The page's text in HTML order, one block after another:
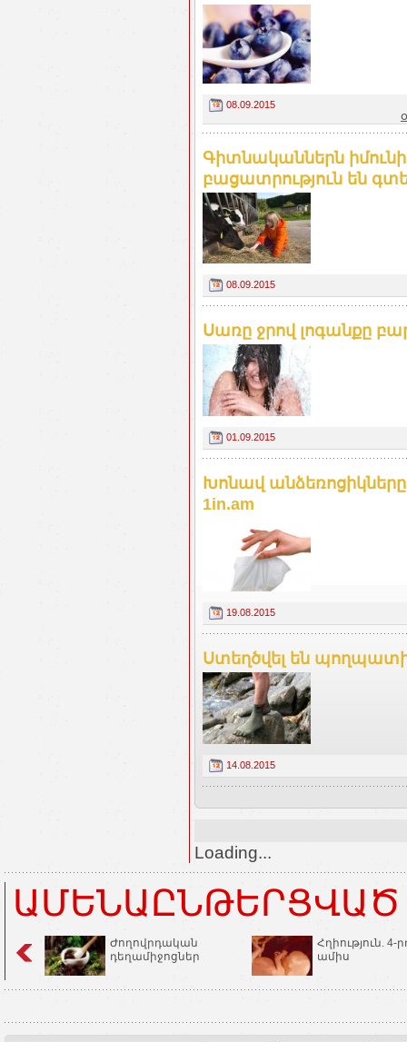
08.09.2015
Գիտնականներն
բացատրություն են
08.09.2015
Սառը ջրով լոգանքը
01.09.2015
Խոնավ
1in.am
19.08.2015
Ստեղծվել են
14.08.2015
Loading...
Ժողովրդական
դեղամիջոցներ
Հղիություն. 4-
ամիս